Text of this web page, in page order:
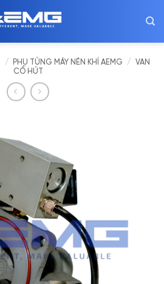
/ PHỤ TÙNG MÁY NÉN KHÍ AEMG /
VAN
CỔ HÚT